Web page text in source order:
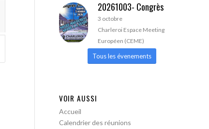
20261003- Congrès
3 octobre
Charleroi Espace Meeting
Européen (CEME)
Tous les évenements
VOIR AUSSI
Accueil
Calendrier des réunions